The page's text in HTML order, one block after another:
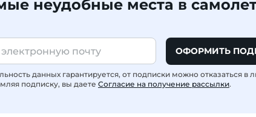
неудобные места в
ОФОРМИТЬ
данных гарантируется, от подписки можно отказаться в
подписку, вы даете Согласие на получение рассылки.